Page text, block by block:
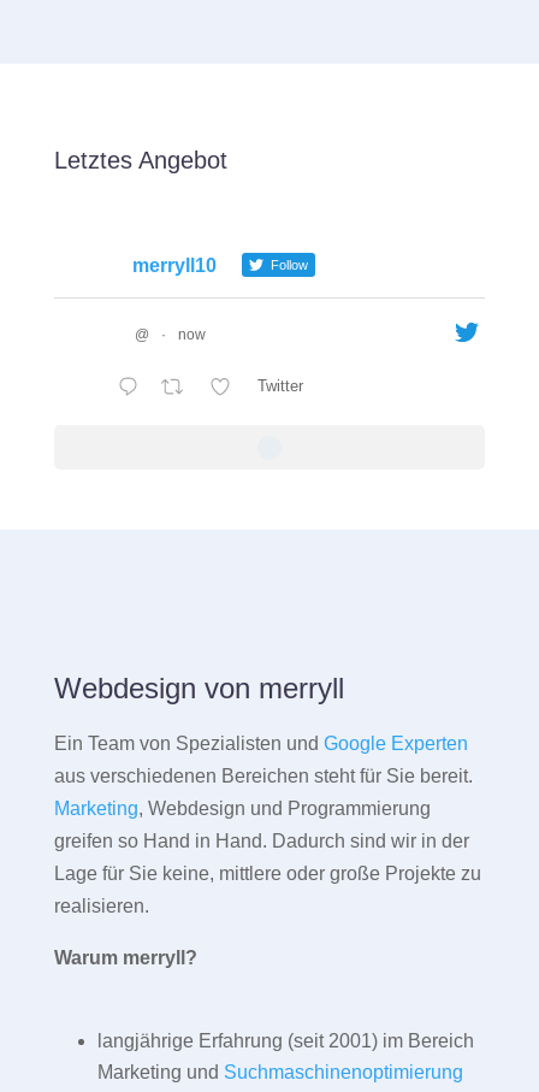
Letztes Angebot
merryll10 Follow
@ · now
Twitter
Webdesign von merryll
Ein Team von Spezialisten und Google Experten
aus verschiedenen Bereichen steht für Sie bereit.
Marketing, Webdesign und Programmierung
greifen so Hand in Hand. Dadurch sind wir in der
Lage für Sie keine, mittlere oder große Projekte zu
realisieren.
Warum merryll?
langjährige Erfahrung (seit 2001) im Bereich
Marketing und Suchmaschinenoptimierung